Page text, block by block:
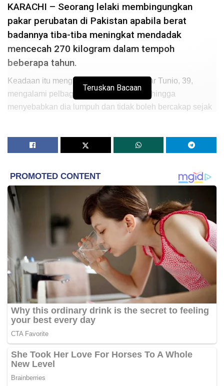
KARACHI – Seorang lelaki membingungkan
pakar perubatan di Pakistan apabila berat
badannya tiba-tiba meningkat mendadak
mencecah 270 kilogram dalam tempoh
beberapa tahun.
Keadaan itu mengakibatkan Abdul Jabbar Tunio, 39,
mengalami pelbagai masalah kesihatan hingga
menyebabkan dia lumpuh dan tidak boleh bercakap sejak
Media tempatan melaporkan, keluarga Abdul Jabbar
membawa lelaki itu berjumpa ramai doktor tetapi tiada
merawatnya.
Akhirnya Pusat Perubatan Pascasiswazah Jinnah di
Karachi menawarkan bantuan untuk merawat Abdul
Jabbar tetapi pakar masih bingung dengan keadaan lelaki
Menurut keluarganya, Abdul Jabbar sebelum ini seorang
yang sihat tetapi berat badannya mula meningkat
mendadak ketika dia dewasa. –
myMetro Online
Teruskan Bacaan